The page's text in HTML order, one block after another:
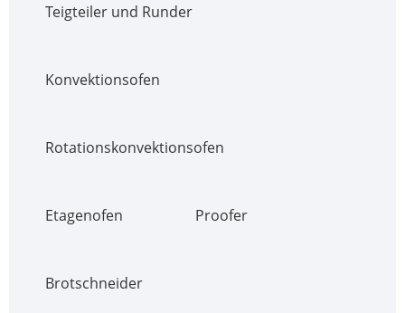
Teigteiler und Runder
Konvektionsofen
Rotationskonvektionsofen
Etagenofen Proofer
Brotschneider